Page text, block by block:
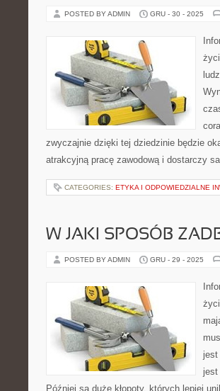
POSTED BY ADMIN GRU - 30 - 2025
zwyczajnie dzięki tej dziedzinie będzie
atrakcyjną pracę zawodową i dostarczy
CATEGORIES: ETYKA I ODPOWIEDZIALNE
W JAKI SPOSÓB
POSTED BY ADMIN GRU - 29 - 2025
jest
Później są duże kłopoty, których lepiej